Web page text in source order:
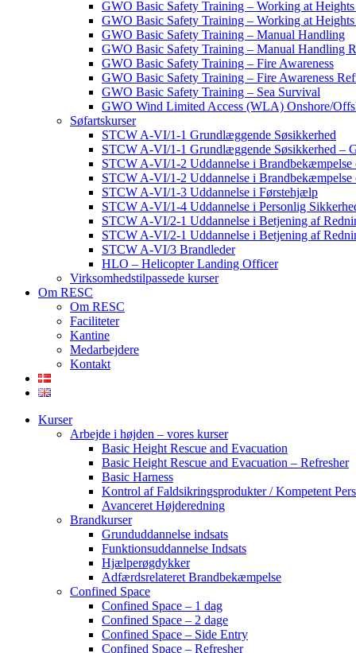
GWO Basic Safety Training – Working at
GWO Basic Safety Training – Working at
GWO Basic Safety Training – Manual Handling
GWO Basic Safety Training – Manual Handling
GWO Basic Safety Training – Fire Awareness
GWO Basic Safety Training – Fire Awareness
GWO Basic Safety Training – Sea Survival
GWO Wind Limited Access (WLA) Onshore/
Søfartskurser
STCW A-VI/1-1 Grundlæggende Søsikkerhed
STCW A-VI/1-1 Grundlæggende Søsikkerhed –
STCW A-VI/1-2 Uddannelse i
STCW A-VI/1-2 Uddannelse i
STCW A-VI/1-3 Uddannelse i Førstehjælp
STCW A-VI/1-4 Uddannelse i Personlig
STCW A-VI/2-1 Uddannelse i Betjening af
STCW A-VI/2-1 Uddannelse i Betjening af
STCW A-VI/3 Brandleder
HLO – Helicopter Landing Officer
Virksomhedstilpassede kurser
Om RESC
Om RESC
Faciliteter
Kantine
Medarbejdere
Kontakt
Kurser
Arbejde i højden – vores kurser
Basic Height Rescue and Evacuation
Basic Height Rescue and Evacuation – Refresher
Basic Harness
Kontrol af Faldsikringsprodukter / Kompetent
Avanceret Højderedning
Brandkurser
Grunduddannelse indsats
Funktionsuddannelse Indsats
Hjælperøgdykker
Adfærdsrelateret Brandbekæmpelse
​Confined Space
Confined Space – 1 dag
Confined Space – 2 dage
Confined Space – Side Entry
Confined Space – Refresher